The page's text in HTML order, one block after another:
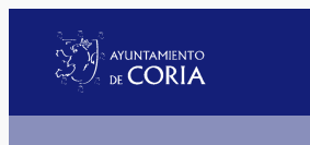
contenido